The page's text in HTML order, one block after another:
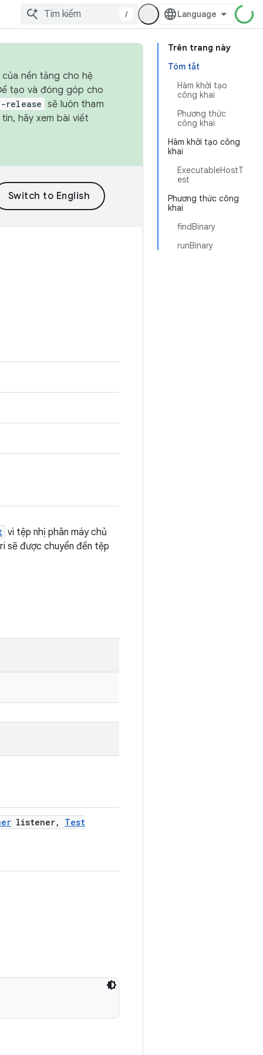
/
Trên trang này
Tóm tắt
Hàm khởi tạo
công khai
Phương thức
công khai
Hàm khởi tạo công
khai
ExecutableHostT
est
Phương thức công
khai
findBinary
runBinary
nền tảng cho hệ
tạo và đóng góp cho
release sẽ luôn tham
hãy xem bài viết
vì tệp nhị phân máy chủ
sẽ được chuyển đến tệp
listener, Test